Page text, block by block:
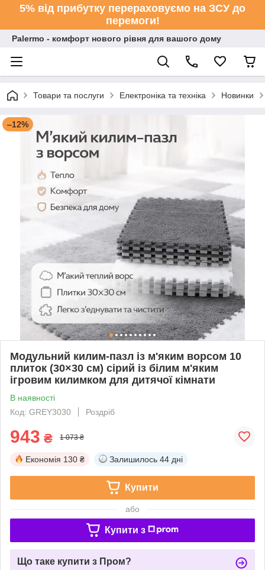
5% від прибутку перераховуємо на ЗСУ до
перемоги!
Palermo - комфорт нового рівня для вашого дому
Товари та послуги Електроніка та техніка Новинки
–12%
Модульний килим-пазл із м'яким ворсом 10
плиток (30×30 см) сірий із білим м'яким
ігровим килимком для дитячої кімнати
В наявності
Код: GREY3030
Роздріб
943 ₴ 1 073 ₴
Економія 130 ₴ Залишилось 44 дні
Купити
або
Купити з
Що таке купити з Пром?